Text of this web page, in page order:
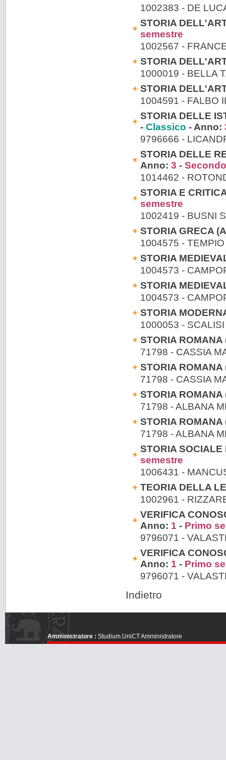
1002383 - DE
STORIA
semestre
1002567 -
STORIA
1000019 - BELLA
STORIA
1004591 - FALBO
STORIA DELLE
- Classico - Anno:
9796666 -
STORIA DELLE
Anno: 3 -
1014462 -
STORIA E
semestre
1002419 - BUSNI
STORIA GRECA
1004575 -
STORIA
1004573 -
STORIA
1004573 -
STORIA
1000053 -
STORIA ROMANA
71798 - CASSIA
STORIA ROMANA
71798 - CASSIA
STORIA ROMANA
71798 - ALBANA
STORIA ROMANA
71798 - ALBANA
STORIA
semestre
1006431 -
TEORIA DELLA
1002961 -
VERIFICA
Anno: 1 - Primo
9796071 -
VERIFICA
Anno: 1 - Primo
9796071 -
Indietro
Amministratore : Studium.UniCT Amministratore